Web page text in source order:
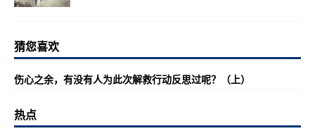
猜您喜欢
伤心之余，有没有人为此次解救行动反思过呢？（上）
热点